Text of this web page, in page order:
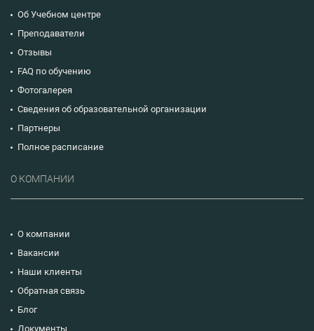
Об Учебном центре
Преподаватели
Отзывы
FAQ по обучению
Фотогалерея
Сведения об образовательной организации
Партнеры
Полное расписание
О КОМПАНИИ
О компании
Вакансии
Наши клиенты
Обратная связь
Блог
Документы